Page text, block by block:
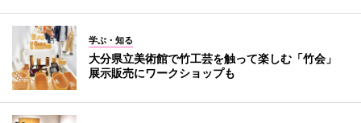
学ぶ・知る
大分県立美術館で竹工芸を触って楽しむ「竹会」
展示販売にワークショップも